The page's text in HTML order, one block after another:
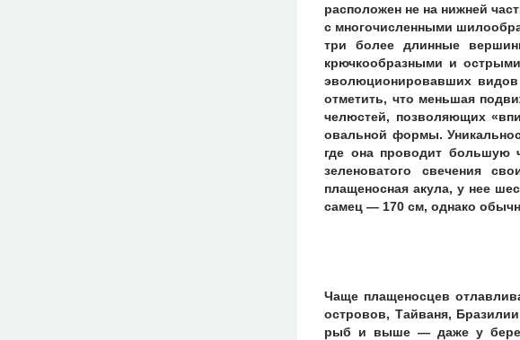
расположен не на нижней
с многочисленными
три более длинные
крючкообразными и
эволюционировавших
отметить, что меньшая
челюстей, позволяющих
овальной формы.
где она проводит большую
зеленоватого свечения
плащеносная акула, у нее
самец — 170 см, однако
Чаще плащеносцев
островов, Тайваня,
рыб и выше — даже у